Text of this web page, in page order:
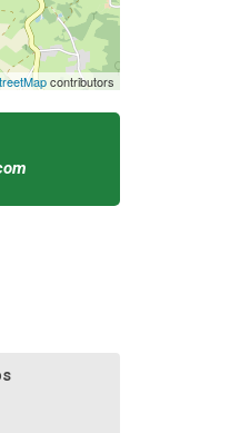
contributors